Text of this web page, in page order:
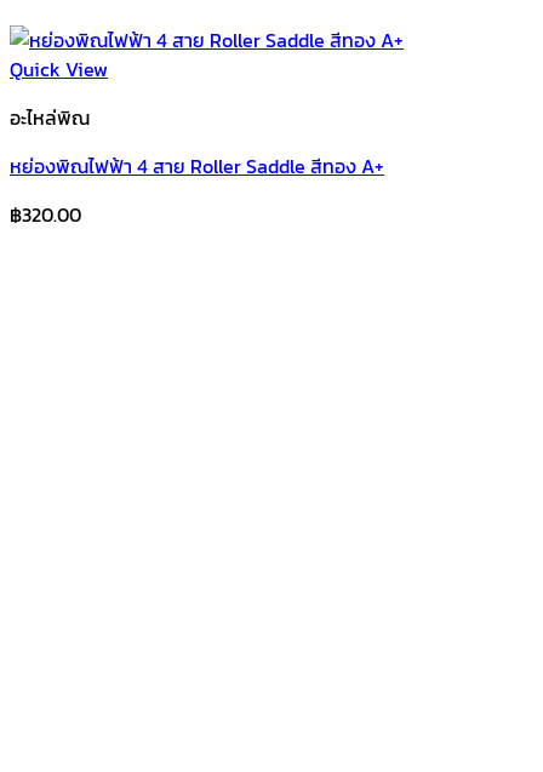
Quick View
อะไหล่พิณ
หย่องพิณไฟฟ้า 4 สาย Roller Saddle สีทอง A+
฿320.00